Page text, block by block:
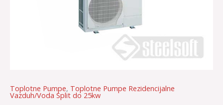
Toplotne Pumpe, Toplotne Pumpe Rezidencijalne
Vazduh/Voda Split do 25kw